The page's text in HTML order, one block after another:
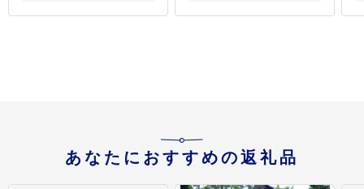
あなたにおすすめの返礼品